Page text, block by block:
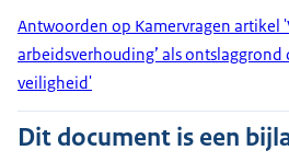
Antwoorden op Kamervragen artikel
arbeidsverhouding’ als
veiligheid'
Dit document is een